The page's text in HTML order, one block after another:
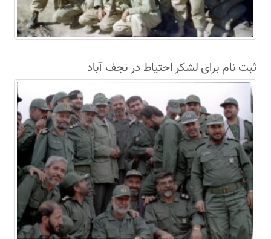
ثبت نام برای لشکر احتیاط در نجف آباد